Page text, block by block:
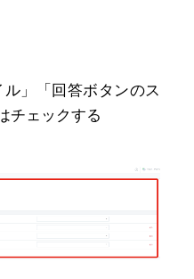
」「回答ボタンのス
チェックする